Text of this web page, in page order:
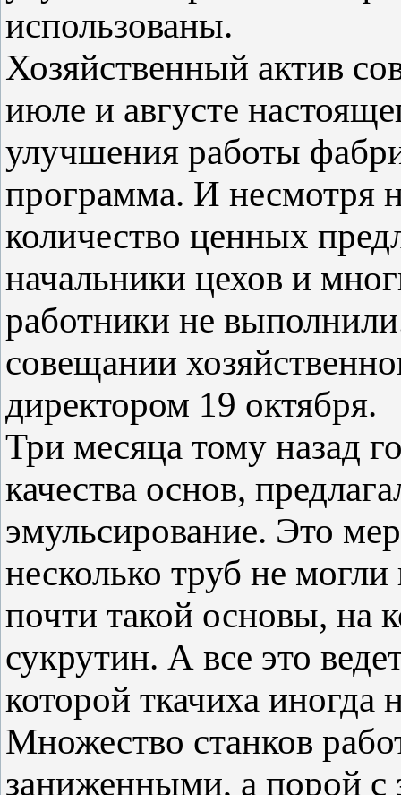
использованы.
Хозяйственный актив
июле и августе
улучшения работы
программа. И несмотря
количество ценных
начальники цехов и
работники не
совещании
директором 19 октября.
Три месяца тому назад
качества основ,
эмульсирование. Это
несколько труб не
почти такой основы,
сукрутин. А все это
которой ткачиха иногда
Множество станков
заниженными, а порой